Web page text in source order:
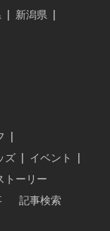
新潟県
ズ イベント
トーリー
記事検索